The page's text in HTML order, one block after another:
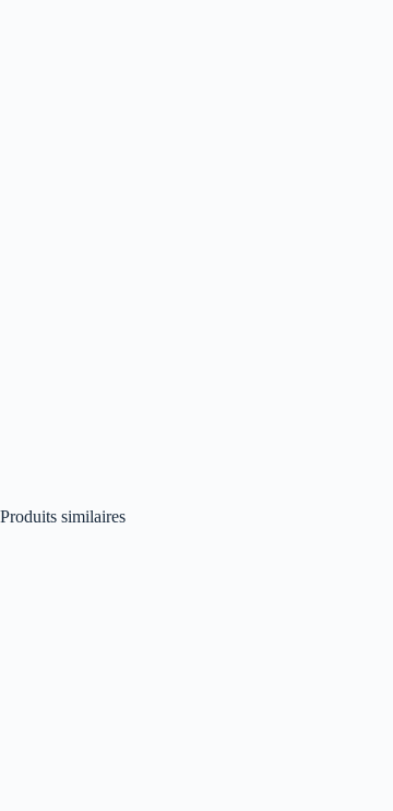
Produits similaires